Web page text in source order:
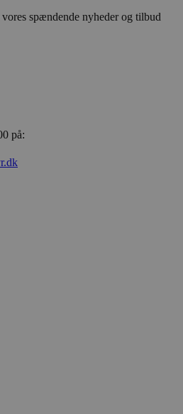
spændende nyheder og tilbud
på: